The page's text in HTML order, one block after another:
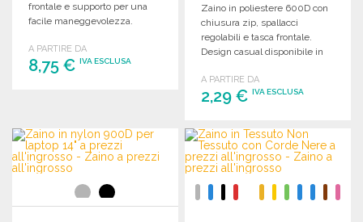
frontale e supporto per una
facile maneggevolezza.
A PARTIRE DA
8,75 € IVA ESCLUSA
Zaino in poliestere 600D con
chiusura zip, spallacci
regolabili e tasca frontale.
Design casual disponibile in
A PARTIRE DA
2,29 €IVA ESCLUSA
ORDINARE
Richiedi un preventivo